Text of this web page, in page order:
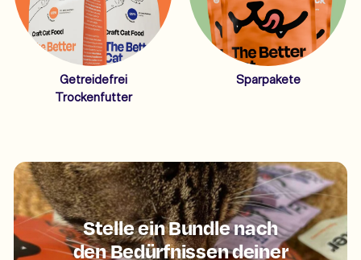
Getreidefrei
Trockenfutter
Sparpakete
Stelle ein Bundle nach
den Bedürfnissen deiner